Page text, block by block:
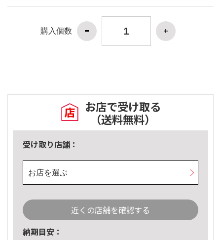
購入個数
お店で受け取る
（送料無料）
受け取り店舗：
お店を選ぶ
近くの店舗を確認する
納期目安：